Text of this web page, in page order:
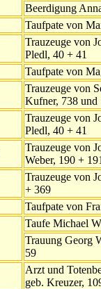
Beerdigung
Taufpate von
Trauzeuge von
Pledl, 40 + 41
Taufpate von
Trauzeuge von
Kufner, 738 und
Trauzeuge von
Pledl, 40 + 41
Trauzeuge von
Weber, 190 +
Trauzeuge von
+ 369
Taufpate von
Taufe Michael
Trauung Georg
59
Arzt und
geb. Kreuzer,